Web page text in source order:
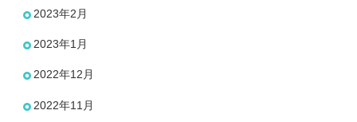
2023年2月
2023年1月
2022年12月
2022年11月